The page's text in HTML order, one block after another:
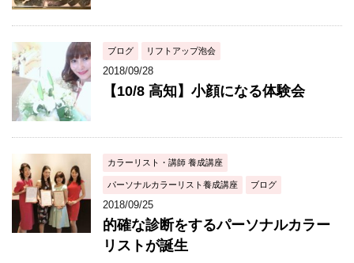
ブログ リフトアップ泡会
2018/09/28
【10/8 高知】小顔になる体験会
カラーリスト・講師 養成講座
パーソナルカラーリスト養成講座 ブログ
2018/09/25
的確な診断をするパーソナルカラー
リストが誕生